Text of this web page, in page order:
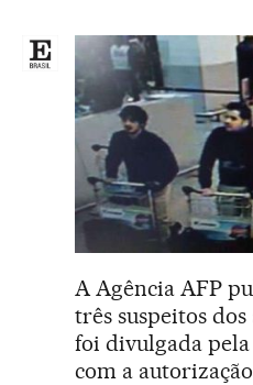
A Agência AFP
três suspeitos
foi divulgada
com a